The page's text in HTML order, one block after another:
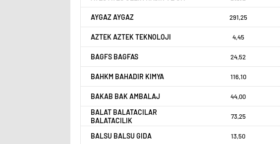
AYGAZ AYGAZ 291,25
AZTEK AZTEK TEKNOLOJI 4,45
BAGFS BAGFAS 24,52
BAHKM BAHADIR KIMYA 116,10
BAKAB BAK AMBALAJ 44,00
BALAT BALATACILAR
BALATACILIK
73,25
BALSU BALSU GIDA 13,50